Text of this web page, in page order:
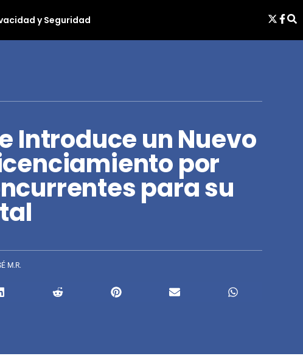
y Seguridad
Introduce un Nuevo
por
para su
M.R.